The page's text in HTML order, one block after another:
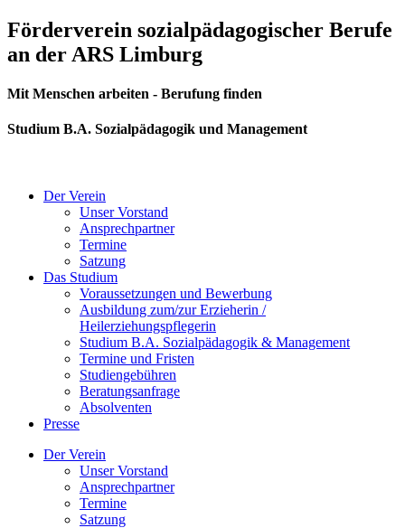
Zum
Inhalt
springen
Förderverein sozialpädagogischer Berufe
an der ARS Limburg
Mit Menschen arbeiten - Berufung finden
Studium B.A. Sozialpädagogik und Management
Der Verein
Unser Vorstand
Ansprechpartner
Termine
Satzung
Das Studium
Voraussetzungen und Bewerbung
Ausbildung zum/zur Erzieherin /
Heilerziehungspflegerin
Studium B.A. Sozialpädagogik & Management
Termine und Fristen
Studiengebühren
Beratungsanfrage
Absolventen
Presse
Der Verein
Unser Vorstand
Ansprechpartner
Termine
Satzung